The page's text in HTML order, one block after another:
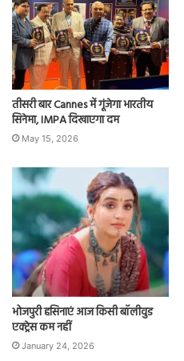
तीसरी बार Cannes में गूंजेगा भारतीय
सिनेमा, IMPA दिखाएगा दम
May 15, 2026
भोजपुरी हसिनाएं आज किसी बॉलीवुड
एक्ट्रेस कम नहीं
January 24, 2026